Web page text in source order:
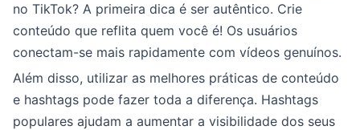
no TikTok? A primeira dica é ser autêntico. Crie
conteúdo que reflita quem você é! Os usuários
conectam-se mais rapidamente com vídeos genuínos.
Além disso, utilizar as melhores práticas de conteúdo
e hashtags pode fazer toda a diferença. Hashtags
populares ajudam a aumentar a visibilidade dos seus